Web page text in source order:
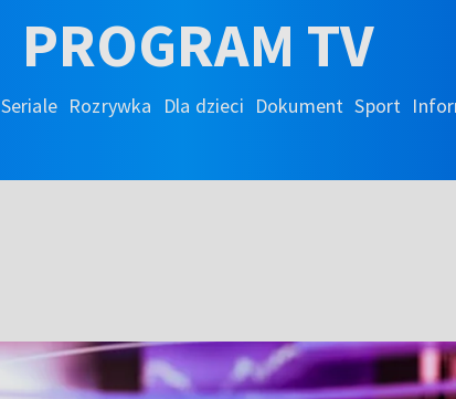
PROGRAM TV
Seriale Rozrywka Dla dzieci Dokument Sport